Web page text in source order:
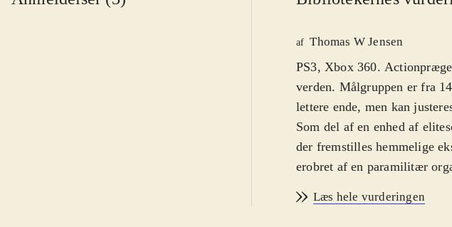
af Thomas W Jensen
PS3, Xbox 360.
verden. Målgruppen er fra
lettere ende, men kan
Som del af en enhed af
der fremstilles hemmelige
erobret af en paramilitær
Hver har de deres
Læs hele vurderingen